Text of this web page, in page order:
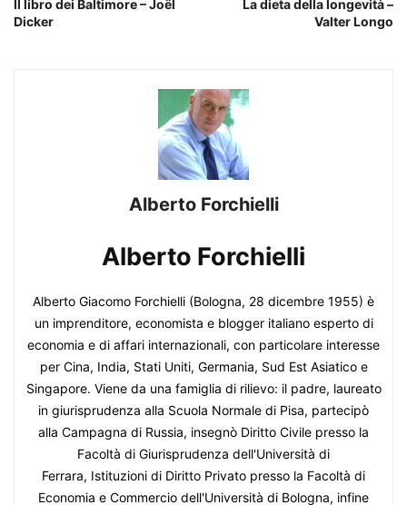
Il libro dei Baltimore – Joël
Dicker
La dieta della longevità –
Valter Longo
Alberto Forchielli
Alberto Forchielli
Alberto Giacomo Forchielli (Bologna, 28 dicembre 1955) è
un imprenditore, economista e blogger italiano esperto di
economia e di affari internazionali, con particolare interesse
per Cina, India, Stati Uniti, Germania, Sud Est Asiatico e
Singapore. Viene da una famiglia di rilievo: il padre, laureato
in giurisprudenza alla Scuola Normale di Pisa, partecipò
alla Campagna di Russia, insegnò Diritto Civile presso la
Facoltà di Giurisprudenza dell'Università di
Ferrara, Istituzioni di Diritto Privato presso la Facoltà di
Economia e Commercio dell'Università di Bologna, infine